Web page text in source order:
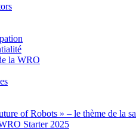
la WRO
of Robots » – le thème de la
Starter 2025